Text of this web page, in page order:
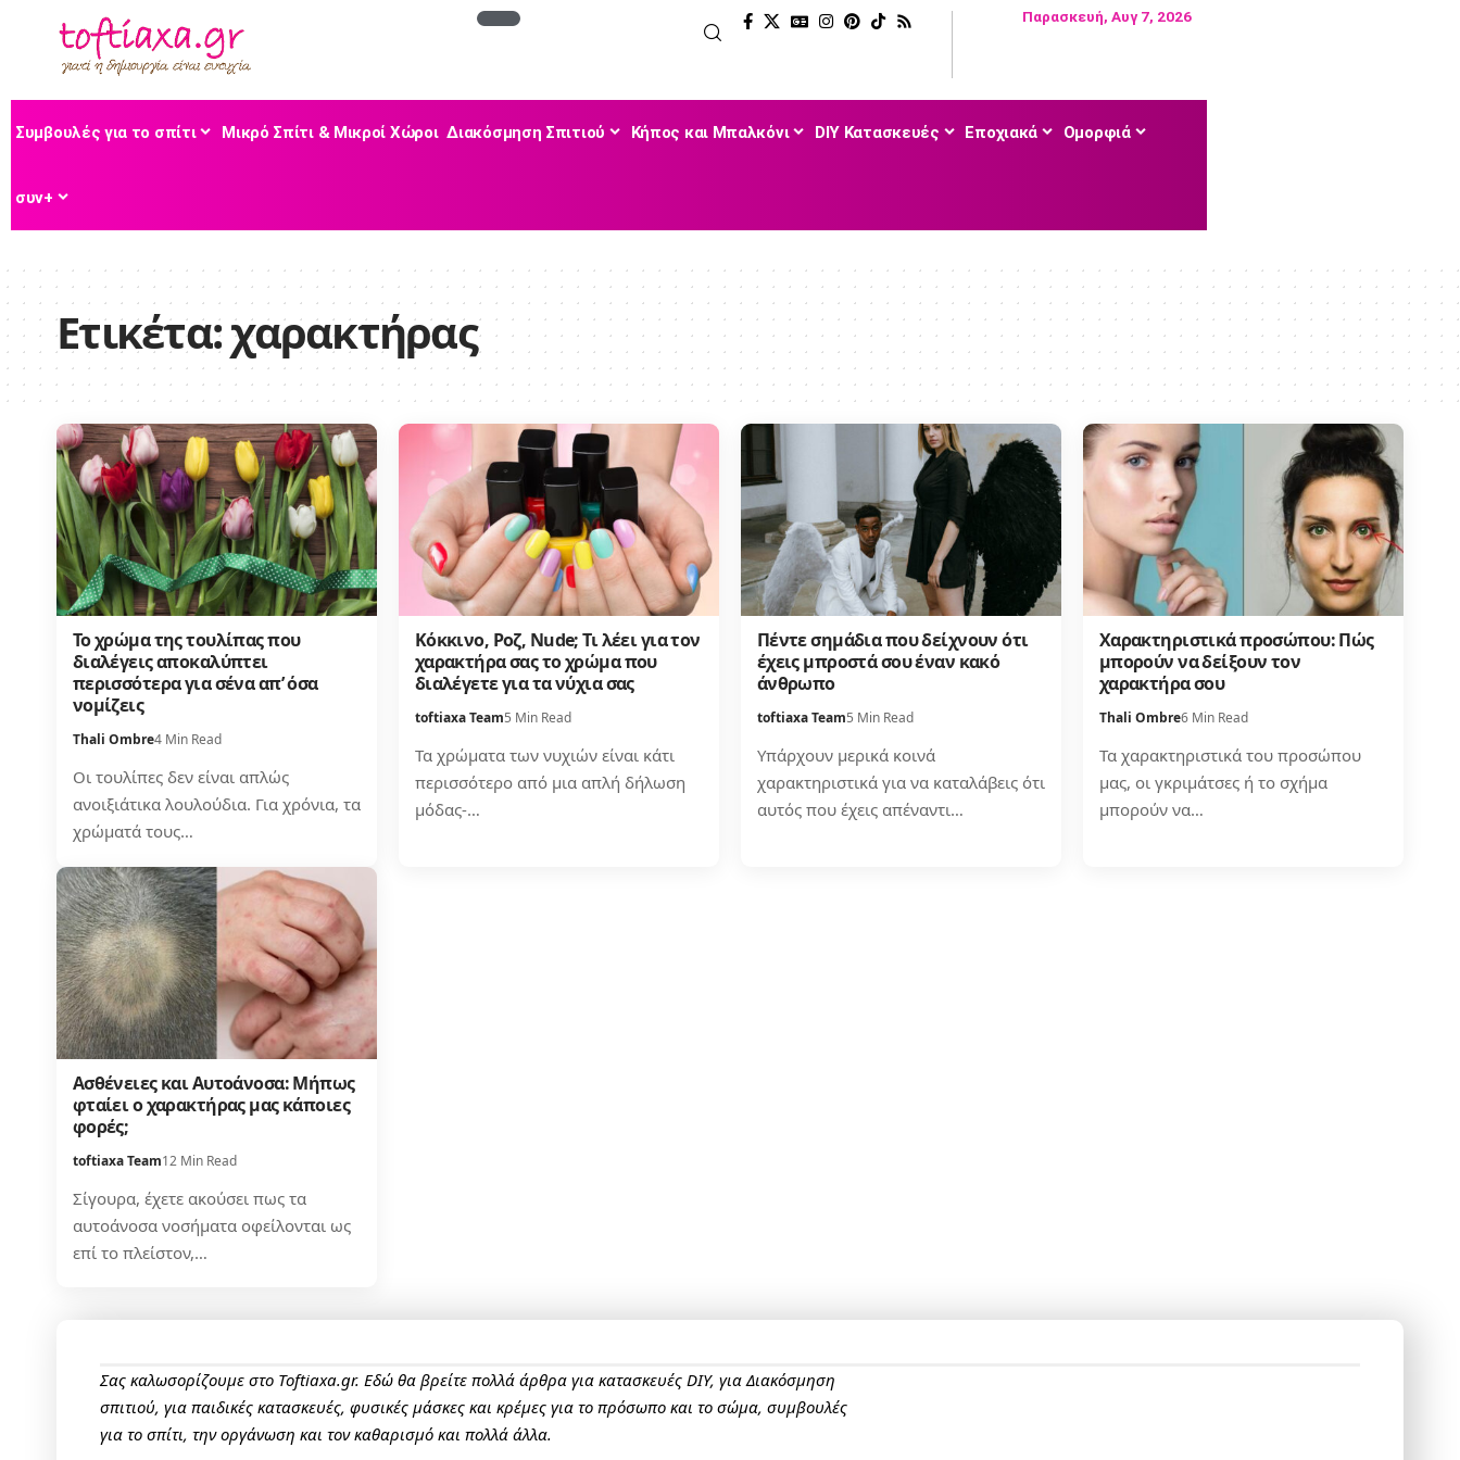
Παρασκευή, Αυγ 7, 2026
Συμβουλές για το σπίτι Μικρό Σπίτι & Μικροί Χώροι Διακόσμηση Σπιτιού Κήπος και Μπαλκόνι DIY Κατασκευές Εποχιακά Ομορφιά
συν+
Ετικέτα:χαρακτήρας
Το χρώμα της τουλίπας που
διαλέγεις αποκαλύπτει
περισσότερα για σένα απ’ όσα
νομίζεις
Thali Ombre4 Min Read
Οι τουλίπες δεν είναι απλώς
ανοιξιάτικα λουλούδια. Για χρόνια, τα
χρώματά τους…
Κόκκινο, Ροζ, Nude; Τι λέει για τον
χαρακτήρα σας το χρώμα που
διαλέγετε για τα νύχια σας
toftiaxa Team5 Min Read
Τα χρώματα των νυχιών είναι κάτι
περισσότερο από μια απλή δήλωση
μόδας-…
Πέντε σημάδια που δείχνουν ότι
έχεις μπροστά σου έναν κακό
άνθρωπο
toftiaxa Team5 Min Read
Υπάρχουν μερικά κοινά
χαρακτηριστικά για να καταλάβεις ότι
αυτός που έχεις απέναντι…
Χαρακτηριστικά προσώπου: Πώς
μπορούν να δείξουν τον
χαρακτήρα σου
Thali Ombre6 Min Read
Τα χαρακτηριστικά του προσώπου
μας, οι γκριμάτσες ή το σχήμα
μπορούν να…
Ασθένειες και Αυτοάνοσα: Μήπως
φταίει ο χαρακτήρας μας κάποιες
φορές;
toftiaxa Team12 Min Read
Σίγουρα, έχετε ακούσει πως τα
αυτοάνοσα νοσήματα οφείλονται ως
επί το πλείστον,…
Σας καλωσορίζουμε στο Toftiaxa.gr. Εδώ θα βρείτε πολλά άρθρα για κατασκευές DIY, για Διακόσμηση
σπιτιού, για παιδικές κατασκευές, φυσικές μάσκες και κρέμες για το πρόσωπο και το σώμα, συμβουλές
για το σπίτι, την οργάνωση και τον καθαρισμό και πολλά άλλα.